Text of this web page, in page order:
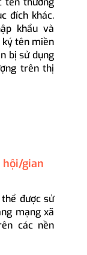
đích khác.
khẩu và
ký tên miền
bị sử dụng
trên thị
hội/gian
được sử
mạng xã
các nền